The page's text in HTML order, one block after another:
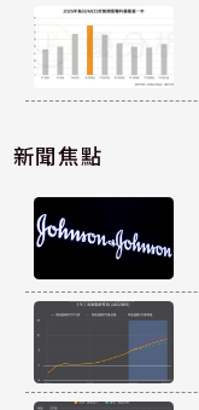
新聞焦點